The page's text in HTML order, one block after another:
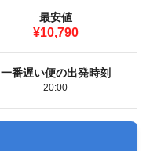
最安値
¥10,790
一番遅い便の出発時刻
20:00